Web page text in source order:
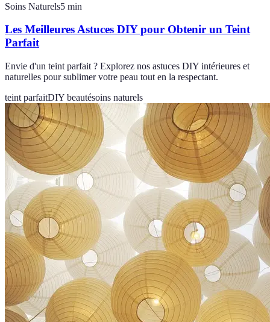
Soins Naturels5 min
Les Meilleures Astuces DIY pour Obtenir un Teint
Parfait
Envie d'un teint parfait ? Explorez nos astuces DIY intérieures et
naturelles pour sublimer votre peau tout en la respectant.
teint parfaitDIY beautésoins naturels